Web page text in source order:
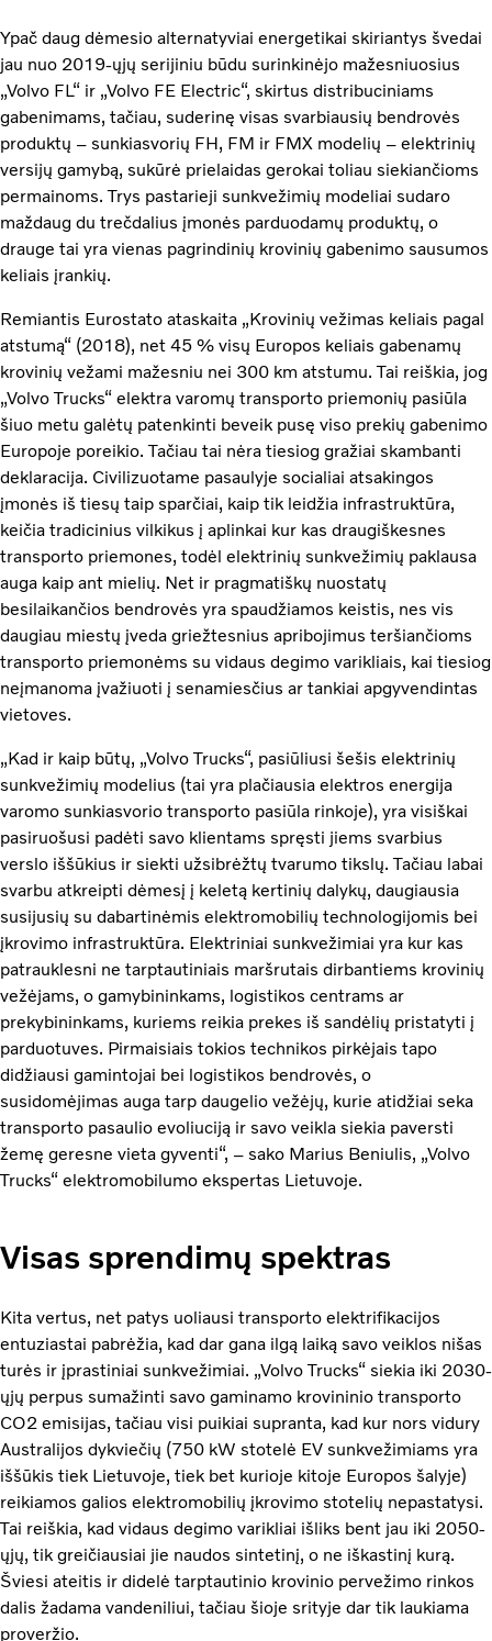
Ypač daug dėmesio alternatyviai energetikai skiriantys švedai
jau nuo 2019-ųjų serijiniu būdu surinkinėjo mažesniuosius
„Volvo FL“ ir „Volvo FE Electric“, skirtus distribuciniams
gabenimams, tačiau, suderinę visas svarbiausių bendrovės
produktų – sunkiasvorių FH, FM ir FMX modelių – elektrinių
versijų gamybą, sukūrė prielaidas gerokai toliau siekiančioms
permainoms. Trys pastarieji sunkvežimių modeliai sudaro
maždaug du trečdalius įmonės parduodamų produktų, o
drauge tai yra vienas pagrindinių krovinių gabenimo sausumos
keliais įrankių.
Remiantis Eurostato ataskaita „Krovinių vežimas keliais pagal
atstumą“ (2018), net 45 % visų Europos keliais gabenamų
krovinių vežami mažesniu nei 300 km atstumu. Tai reiškia, jog
„Volvo Trucks“ elektra varomų transporto priemonių pasiūla
šiuo metu galėtų patenkinti beveik pusę viso prekių gabenimo
Europoje poreikio. Tačiau tai nėra tiesiog gražiai skambanti
deklaracija. Civilizuotame pasaulyje socialiai atsakingos
įmonės iš tiesų taip sparčiai, kaip tik leidžia infrastruktūra,
keičia tradicinius vilkikus į aplinkai kur kas draugiškesnes
transporto priemones, todėl elektrinių sunkvežimių paklausa
auga kaip ant mielių. Net ir pragmatiškų nuostatų
besilaikančios bendrovės yra spaudžiamos keistis, nes vis
daugiau miestų įveda griežtesnius apribojimus teršiančioms
transporto priemonėms su vidaus degimo varikliais, kai tiesiog
neįmanoma įvažiuoti į senamiesčius ar tankiai apgyvendintas
vietoves.
„Kad ir kaip būtų, „Volvo Trucks“, pasiūliusi šešis elektrinių
sunkvežimių modelius (tai yra plačiausia elektros energija
varomo sunkiasvorio transporto pasiūla rinkoje), yra visiškai
pasiruošusi padėti savo klientams spręsti jiems svarbius
verslo iššūkius ir siekti užsibrėžtų tvarumo tikslų. Tačiau labai
svarbu atkreipti dėmesį į keletą kertinių dalykų, daugiausia
susijusių su dabartinėmis elektromobilių technologijomis bei
įkrovimo infrastruktūra. Elektriniai sunkvežimiai yra kur kas
patrauklesni ne tarptautiniais maršrutais dirbantiems krovinių
vežėjams, o gamybininkams, logistikos centrams ar
prekybininkams, kuriems reikia prekes iš sandėlių pristatyti į
parduotuves. Pirmaisiais tokios technikos pirkėjais tapo
didžiausi gamintojai bei logistikos bendrovės, o
susidomėjimas auga tarp daugelio vežėjų, kurie atidžiai seka
transporto pasaulio evoliuciją ir savo veikla siekia paversti
žemę geresne vieta gyventi“, – sako Marius Beniulis, „Volvo
Trucks“ elektromobilumo ekspertas Lietuvoje.
Visas sprendimų spektras
Kita vertus, net patys uoliausi transporto elektrifikacijos
entuziastai pabrėžia, kad dar gana ilgą laiką savo veiklos nišas
turės ir įprastiniai sunkvežimiai. „Volvo Trucks“ siekia iki 2030-
ųjų perpus sumažinti savo gaminamo krovininio transporto
CO2 emisijas, tačiau visi puikiai supranta, kad kur nors vidury
Australijos dykviečių (750 kW stotelė EV sunkvežimiams yra
iššūkis tiek Lietuvoje, tiek bet kurioje kitoje Europos šalyje)
reikiamos galios elektromobilių įkrovimo stotelių nepastatysi.
Tai reiškia, kad vidaus degimo varikliai išliks bent jau iki 2050-
ųjų, tik greičiausiai jie naudos sintetinį, o ne iškastinį kurą.
Šviesi ateitis ir didelė tarptautinio krovinio pervežimo rinkos
dalis žadama vandeniliui, tačiau šioje srityje dar tik laukiama
proveržio.